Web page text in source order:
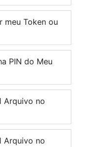
meu Token ou
PIN do Meu
Arquivo no
Arquivo no